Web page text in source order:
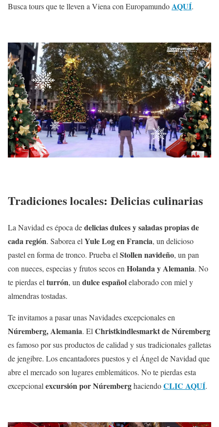
Busca tours que te lleven a Viena con EuropamundoAQUÍ.
Tradiciones locales: Delicias culinarias
La Navidad es época dedelicias dulces y saladas propias de
cada región. Saborea elYule Logen Francia, un delicioso
pastel en forma de tronco. Prueba elStollen navideño, un pan
con nueces, especias y frutos secos enHolanda y Alemania. No
te pierdas elturrón, undulce españolelaborado con miel y
almendras tostadas.
Te invitamos a pasar unas Navidades excepcionales en
Núremberg, Alemania. ElChristkindlesmarkt de Núremberg
es famoso por sus productos de calidad y sus tradicionales galletas
de jengibre. Los encantadores puestos y el Ángel de Navidad que
abre el mercado son lugares emblemáticos. No te pierdas esta
excepcionalexcursión por NúremberghaciendoCLIC AQUÍ.